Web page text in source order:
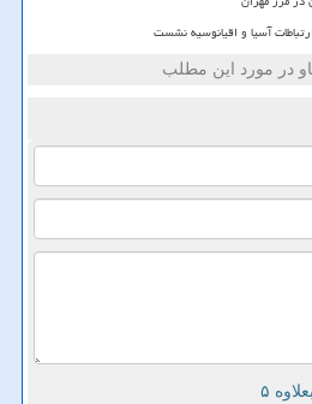
آسیا و اقیانوسیه نشست
در مورد این مطلب